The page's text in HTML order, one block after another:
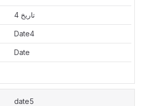
تاريخ 4
Date4
Date
date5